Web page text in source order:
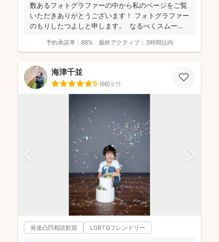
数あるフォトグラファーの中から私のページをご覧
いただきありがとうございます！ フォトグラファー
のもりしたつよしと申します。 なるべくスムーズ
予約承諾率： 88% 最終アクティブ： 3時間以内
海津千並
5 (66)女性
発達凸凹相談歓迎 LGBTQフレンドリー